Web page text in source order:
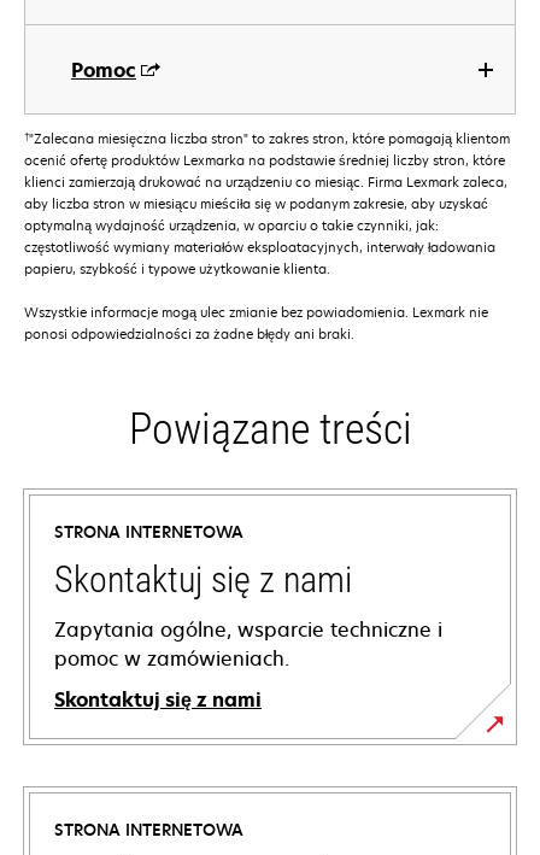
Pomoc
†"Zalecana miesięczna liczba stron" to zakres stron, które pomagają klientom
ocenić ofertę produktów Lexmarka na podstawie średniej liczby stron, które
klienci zamierzają drukować na urządzeniu co miesiąc. Firma Lexmark zaleca,
aby liczba stron w miesiącu mieściła się w podanym zakresie, aby uzyskać
optymalną wydajność urządzenia, w oparciu o takie czynniki, jak:
częstotliwość wymiany materiałów eksploatacyjnych, interwały ładowania
papieru, szybkość i typowe użytkowanie klienta.
Wszystkie informacje mogą ulec zmianie bez powiadomienia. Lexmark nie
ponosi odpowiedzialności za żadne błędy ani braki.
Powiązane treści
STRONA INTERNETOWA
Skontaktuj się z nami
Zapytania ogólne, wsparcie techniczne i
pomoc w zamówieniach.
Skontaktuj się z nami
STRONA INTERNETOWA